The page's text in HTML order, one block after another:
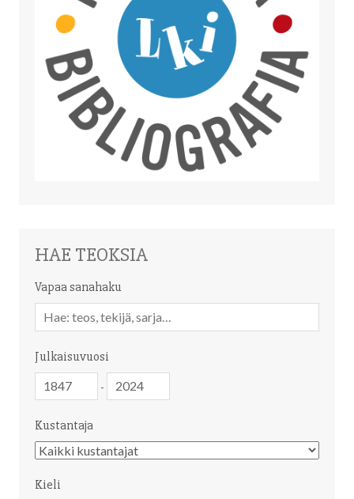
HAE TEOKSIA
Vapaa sanahaku
sanahaku
Julkaisuvuosi
-
Kustantaja
Kustantaja
Kieli